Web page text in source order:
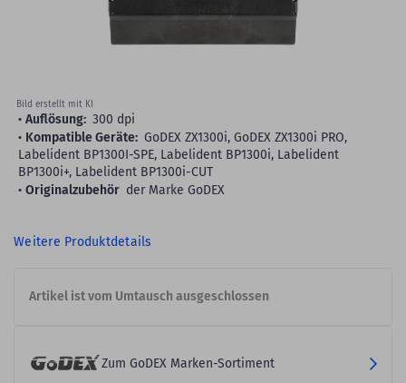
Bild erstellt mit KI
Auflösung: 300 dpi
Kompatible Geräte: GoDEX ZX1300i, GoDEX ZX1300i PRO,
Labelident BP1300I-SPE, Labelident BP1300i, Labelident
BP1300i+, Labelident BP1300i-CUT
Originalzubehör der Marke GoDEX
Weitere Produktdetails
Artikel ist vom Umtausch ausgeschlossen
Zum GoDEX Marken-Sortiment